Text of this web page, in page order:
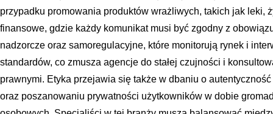
przypadku promowania produktów wrażliwych, takich jak leki,
finansowe, gdzie każdy komunikat musi być zgodny z
nadzorcze oraz samoregulacyjne, które monitorują rynek i
standardów, co zmusza agencje do stałej czujności i
prawnymi. Etyka przejawia się także w dbaniu o
oraz poszanowaniu prywatności użytkowników w dobie